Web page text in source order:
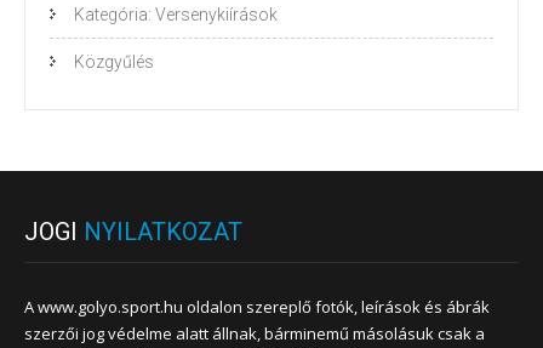
Kategória: Versenykiírások
Közgyűlés
JOGI NYILATKOZAT
A www.golyo.sport.hu oldalon szereplő fotók, leírások és ábrák
szerzői jog védelme alatt állnak, bárminemű másolásuk csak a